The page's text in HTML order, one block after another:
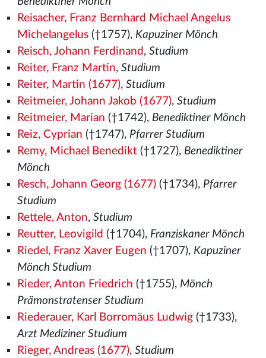
Reisacher, Franz Bernhard Michael Angelus
Michelangelus(†1757), Kapuziner Mönch
Reisch, Johann Ferdinand , Studium
Reiter, Franz Martin, Studium
Reiter, Martin (1677), Studium
Reitmeier, Johann Jakob (1677), Studium
Reitmeier, Marian (†1742), Benediktiner Mönch
Reiz, Cyprian (†1747), Pfarrer Studium
Remy, Michael Benedikt(†1727), Benediktiner
Mönch
Resch, Johann Georg (1677)(†1734), Pfarrer
Studium
Rettele, Anton, Studium
Reutter, Leovigild (†1704), Franziskaner Mönch
Riedel, Franz Xaver Eugen (†1707), Kapuziner
Mönch Studium
Rieder, Anton Friedrich (†1755), Mönch
Prämonstratenser Studium
Riederauer, Karl Borromäus Ludwig(†1733),
Arzt Mediziner Studium
Rieger, Andreas (1677), Studium